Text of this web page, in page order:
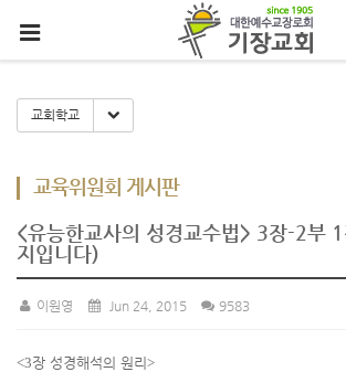
교회학교 Toggle Dropdown
교육위원회 게시판
<유능한교사의 성경교수법> 3장-2부
지입니다)
이원영 Jun 24, 2015 9583
<3장 성경해석의 원리 >